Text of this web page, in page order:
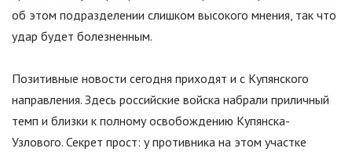
об этом подразделении слишком высокого мнения, так что
удар будет болезненным.
Позитивные новости сегодня приходят и с Купянского
направления. Здесь российские войска набрали приличный
темп и близки к полному освобождению Купянска-
Узлового. Секрет прост: у противника на этом участке